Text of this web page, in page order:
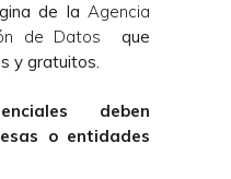
de la Agencia
de Datos que
y gratuitos.
deben
o entidades